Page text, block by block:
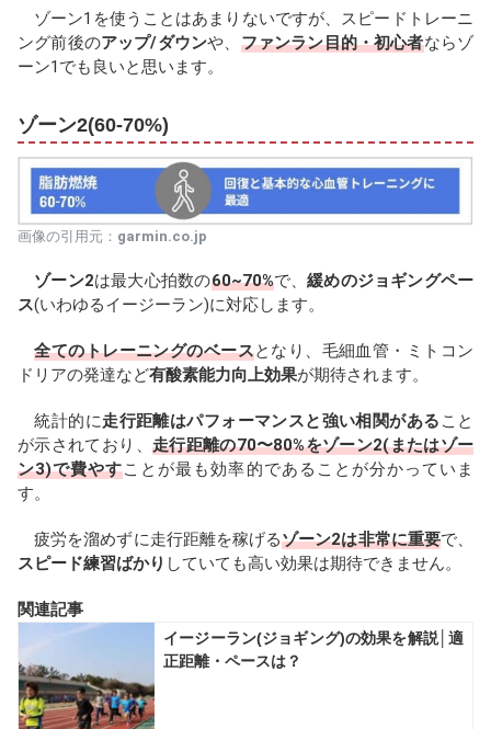
ゾーン1を使うことはあまりないですが、スピードトレーニ
ング前後のアップ/ダウンや、 ファンラン目的・初心者ならゾ
ーン1でも良いと思います。
ゾーン2(60-70%)
画像の引用元： garmin.co.jp
ゾーン2は最大心拍数の60~70%で、緩めのジョギングペー
ス(いわゆるイージーラン)に対応します。
全てのトレーニングのベースとなり、毛細血管・ミトコン
ドリアの発達など有酸素能力向上効果が期待されます。
統計的に走行距離はパフォーマンスと強い相関がある こと
が示されており、 走行距離の70〜80%をゾーン2(またはゾー
ン3)で費やすことが最も効率的であることが分かっていま
す。
疲労を溜めずに走行距離を稼げるゾーン2は非常に重要で、
スピード練習ばかり していても高い効果は期待できません。
関連記事
イージーラン(ジョギング)の効果を解説│適
正距離・ペースは？